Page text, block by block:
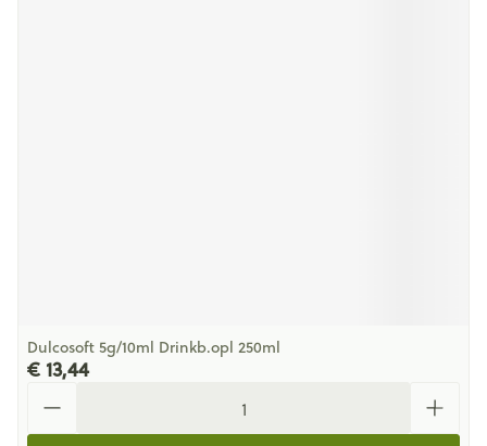
Dulcosoft 5g/10ml Drinkb.opl 250ml
€ 13,44